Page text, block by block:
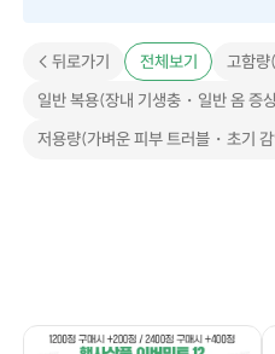
< 뒤로가기 전체보기
고함
일반 복용(장내 기생충・일반 옴 증
저용량(가벼운 피부 트러블・초기